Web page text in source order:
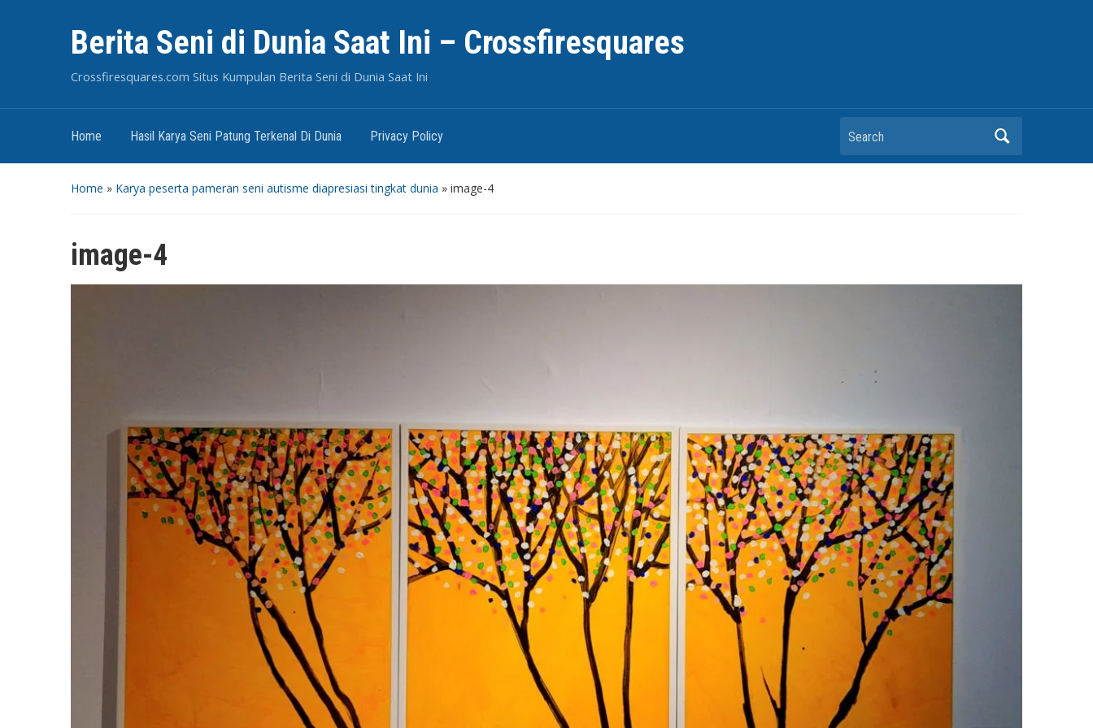
Berita Seni di Dunia Saat Ini – Crossfiresquares
Crossfiresquares.com Situs Kumpulan Berita Seni di Dunia Saat Ini
Home Hasil Karya Seni Patung Terkenal Di Dunia Privacy Policy Search
Home » Karya peserta pameran seni autisme diapresiasi tingkat dunia » image-4
image-4